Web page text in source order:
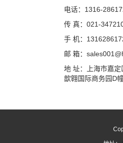
电话：1316-
传 真：021-
手 机：
邮 箱：
地 址：上海市嘉
歆翱国际商务园D